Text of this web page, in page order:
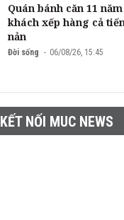
Quán bánh căn 11
khách xếp hàng cả
nản
Đời sống 06/08/26, 15:45
KẾT NỐI MUC NEWS